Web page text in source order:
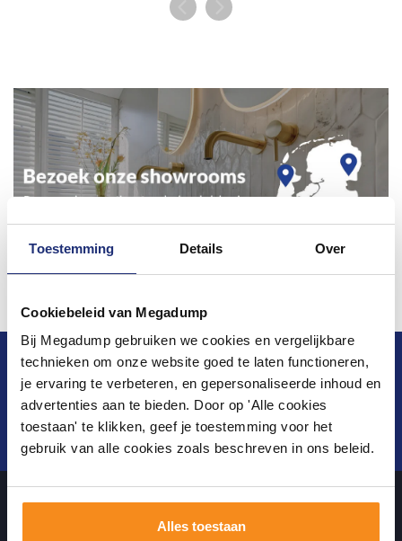
Toestemming Details Over
Cookiebeleid van Megadump
Bij Megadump gebruiken we cookies en vergelijkbare
technieken om onze website goed te laten functioneren,
je ervaring te verbeteren, en gepersonaliseerde inhoud en
advertenties aan te bieden. Door op 'Alle cookies
toestaan' te klikken, geef je toestemming voor het
gebruik van alle cookies zoals beschreven in ons beleid.
Alles toestaan
Blijf op de hoogte van het laatste nieuws en
ontwikkelingen
Verstuur